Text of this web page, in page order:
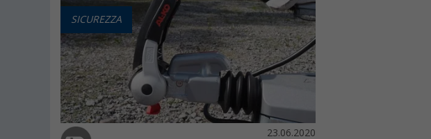
SICUREZZA
23.06.2020